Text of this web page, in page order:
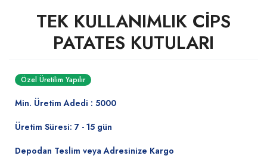
TEK KULLANIMLIK CİPS
PATATES KUTULARI
Özel Üretilim Yapılır
Min. Üretim Adedi : 5000
Üretim Süresi: 7 - 15 gün
Depodan Teslim veya Adresinize Kargo